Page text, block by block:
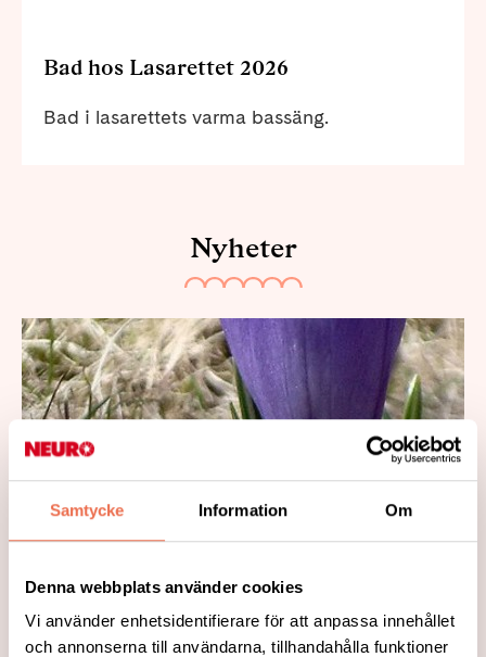
Samtycke Information Om
Denna webbplats använder cookies
Vi använder enhetsidentifierare för att anpassa innehållet
och annonserna till användarna, tillhandahålla funktioner
Bad hos Lasarettet 2026
Bad i lasarettets varma bassäng.
Nyheter
Välkommen till Neuro Skellefteå